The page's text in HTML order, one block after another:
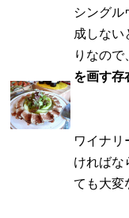
シングル
成しない
りなので
を画す存
ワイナリ
ければな
ても大変